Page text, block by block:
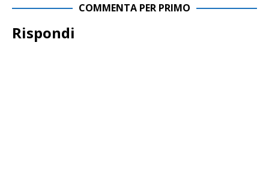
COMMENTA PER PRIMO
Rispondi